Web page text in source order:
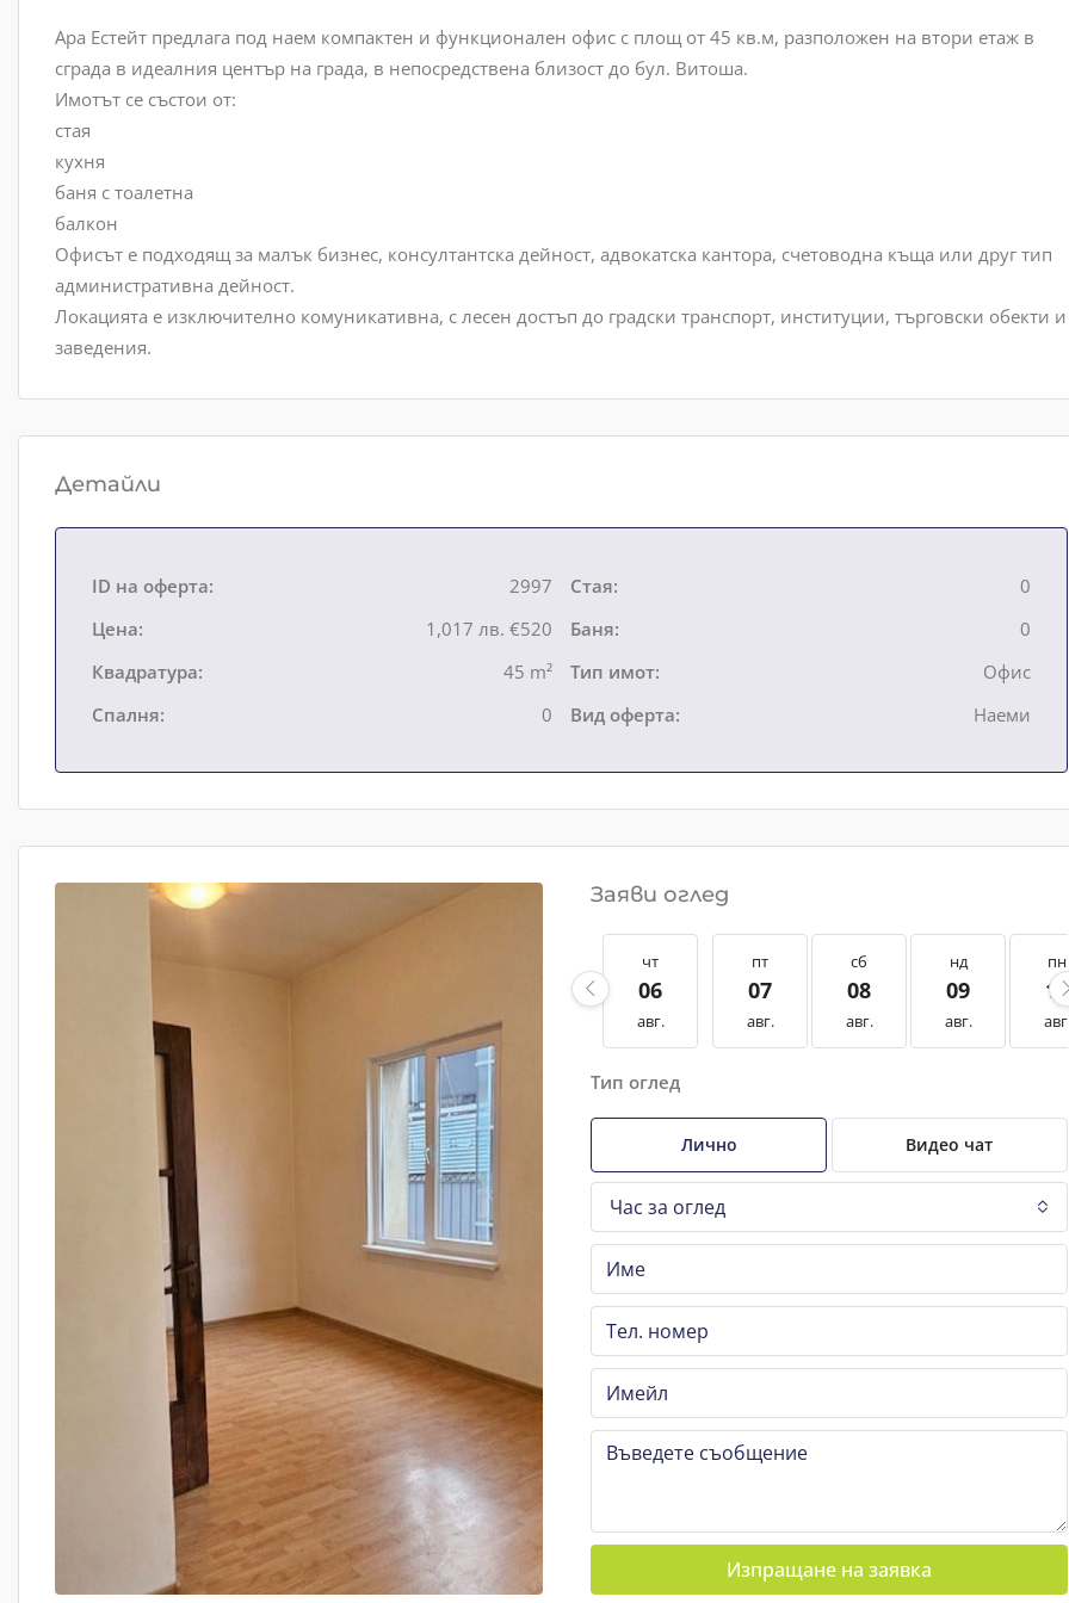
Ара Естейт предлага под наем компактен и функционален офис с площ от 45 кв.м, разположен на втори етаж в
сграда в идеалния център на града, в непосредствена близост до бул. Витоша.
Имотът се състои от:
стая
кухня
баня с тоалетна
балкон
Офисът е подходящ за малък бизнес, консултантска дейност, адвокатска кантора, счетоводна къща или друг тип
административна дейност.
Локацията е изключително комуникативна, с лесен достъп до градски транспорт, институции, търговски обекти и
заведения.
Детайли
ID на оферта:
2997
Цена:
1,017 лв. €520
Квадратура:
45 m²
Спалня:
0
Стая:
0
Баня:
0
Тип имот:
Офис
Вид оферта:
Наеми
Заяви оглед
чт
06
авг.
пт
07
авг.
сб
08
авг.
нд
09
авг.
пн
10
авг.
Тип оглед
Лично Видео чат
Час за оглед
Изпращане на заявка